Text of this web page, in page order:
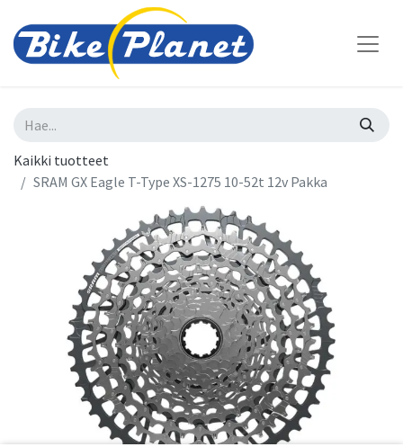
Kaikki tuotteet
SRAM GX Eagle T-Type XS-1275 10-52t 12v Pakka